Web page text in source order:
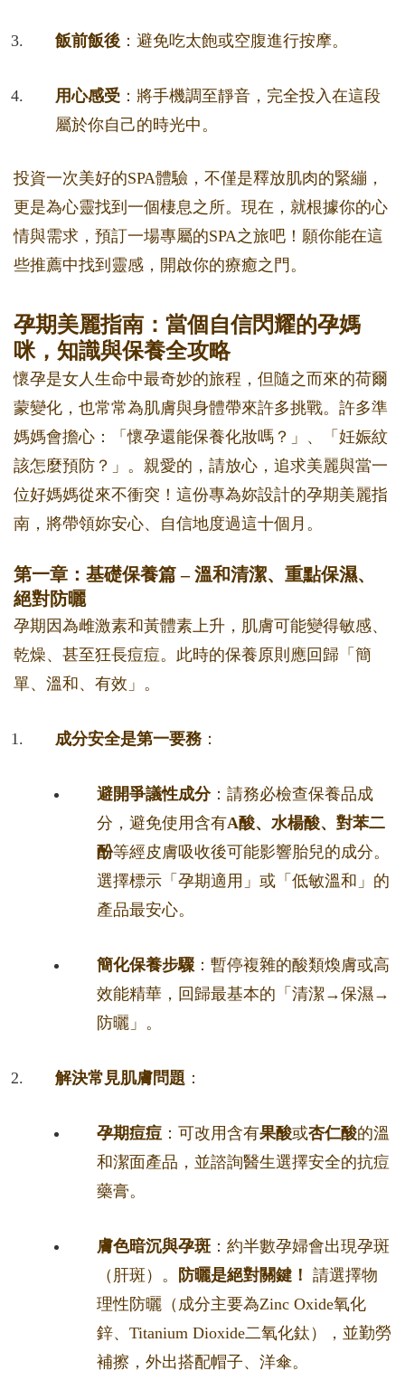
飯前飯後 ：避免吃太飽或空腹進行按摩。
用心感受 ：將手機調至靜音，完全投入在這段
屬於你自己的時光中。
投資一次美好的SPA體驗，不僅是釋放肌肉的緊繃，
更是為心靈找到一個棲息之所。現在，就根據你的心
情與需求，預訂一場專屬的SPA之旅吧！願你能在這
些推薦中找到靈感，開啟你的療癒之門。
孕期美麗指南：當個自信閃耀的孕媽
咪，知識與保養全攻略
懷孕是女人生命中最奇妙的旅程，但隨之而來的荷爾
蒙變化，也常常為肌膚與身體帶來許多挑戰。許多準
媽媽會擔心：「懷孕還能保養化妝嗎？」、「妊娠紋
該怎麼預防？」。親愛的，請放心，追求美麗與當一
位好媽媽從來不衝突！這份專為妳設計的孕期美麗指
南，將帶領妳安心、自信地度過這十個月。
第一章：基礎保養篇 – 溫和清潔、重點保濕、
絕對防曬
孕期因為雌激素和黃體素上升，肌膚可能變得敏感、
乾燥、甚至狂長痘痘。此時的保養原則應回歸「簡
單、溫和、有效」。
成分安全是第一要務：
避開爭議性成分：請務必檢查保養品成
分，避免使用含有A酸、水楊酸、對苯二
酚等經皮膚吸收後可能影響胎兒的成分。
選擇標示「孕期適用」或「低敏溫和」的
產品最安心。
簡化保養步驟 ：暫停複雜的酸類煥膚或高
效能精華，回歸最基本的「清潔→保濕→
防曬」。
解決常見肌膚問題 ：
孕期痘痘 ：可改用含有果酸或杏仁酸的溫
和潔面產品，並諮詢醫生選擇安全的抗痘
藥膏。
膚色暗沉與孕斑 ：約半數孕婦會出現孕斑
（肝斑）。
防曬是絕對關鍵！ 請選擇物
理性防曬（成分主要為Zinc Oxide氧化
鋅、Titanium Dioxide二氧化鈦），並勤勞
補擦，外出搭配帽子、洋傘。